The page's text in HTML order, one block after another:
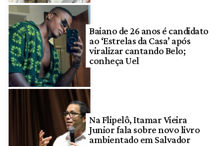
Baiano de 26 anos é candidato
ao ‘Estrelas da Casa’ após
viralizar cantando Belo;
conheça Uel
Na Flipelô, Itamar Vieira
Junior fala sobre novo livro
ambientado em Salvador